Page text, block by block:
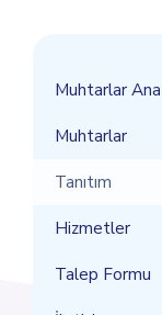
Muhtarlar
Muhtarlar
Tanıtım
Hizmetler
Talep Formu